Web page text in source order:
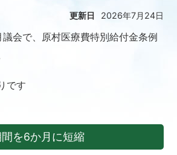
更新日 2026年7月24日
会で、原村医療費特別給付金条例
です
を6か月に短縮